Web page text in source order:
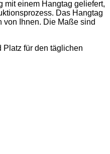
mit einem Hangtag geliefert,
Das Hangtag
von Ihnen. Die Maße sind
Platz für den täglichen